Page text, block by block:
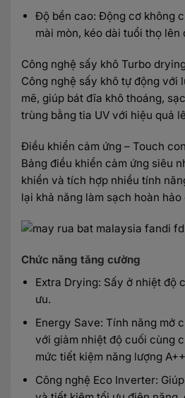
Độ bền cao: Động cơ không
mài mòn, kéo dài tuổi thọ lên
Công nghệ sấy khô Turbo drying
Công nghệ sấy khô tự động với
mẽ, giúp bát đĩa khô thoáng,
trùng bằng tia UV với hiệu quả
Điều khiển cảm ứng – Touch
Bảng điều khiển cảm ứng siêu
khiển và tích hợp nhiều tính
lại khả năng làm sạch hoàn
Chức năng tăng cường
Extra Drying: Sấy ở nhiệt độ
ưu.
Energy Save: Tính năng mở
với giảm nhiệt độ cuối cùng
mức tiết kiệm năng lượng
Công nghệ Eco Inverter: